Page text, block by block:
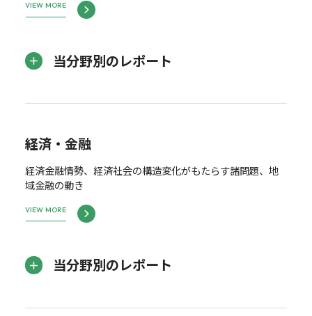
VIEW MORE
当分野別のレポート
経済・金融
経済金融情勢、経済社会の構造変化がもたらす諸問題、地
域金融の動き
VIEW MORE
当分野別のレポート